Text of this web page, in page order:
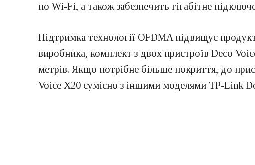
по Wi-Fi, а також забезпечить гігабітне
Підтримка технології OFDMA підвищує
виробника, комплект з двох пристроїв Deco
метрів. Якщо потрібне більше покриття, до
Voice X20 сумісно з іншими моделями TP-Link